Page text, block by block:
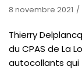
8 novembre 2021
Thierry
du CPAS de La
autocollants qui